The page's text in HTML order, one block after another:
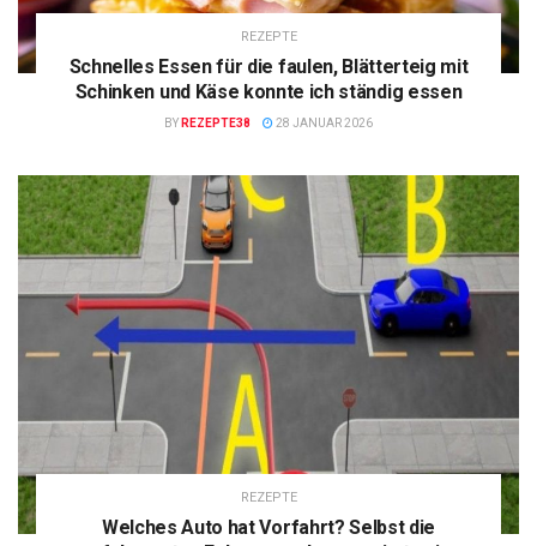
REZEPTE
Schnelles Essen für die faulen, Blätterteig mit
Schinken und Käse konnte ich ständig essen
BY REZEPTE38 28 JANUAR 2026
REZEPTE
Welches Auto hat Vorfahrt? Selbst die